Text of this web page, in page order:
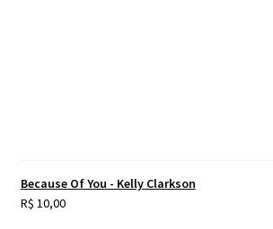
Because Of You - Kelly Clarkson
R$ 10,00